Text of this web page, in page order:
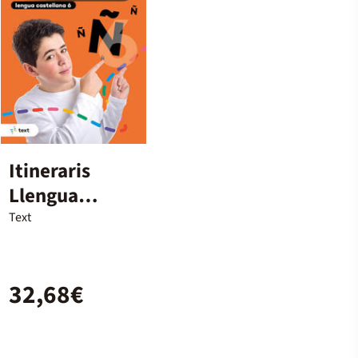
Itineraris
Llengua
castellana 6è
Text
32,68€